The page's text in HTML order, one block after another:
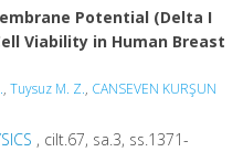
Potential (Delta I
Viability in Human Breast
, Tuysuz M. Z., CANSEVEN KURŞUN
, cilt.67, sa.3, ss.1371-